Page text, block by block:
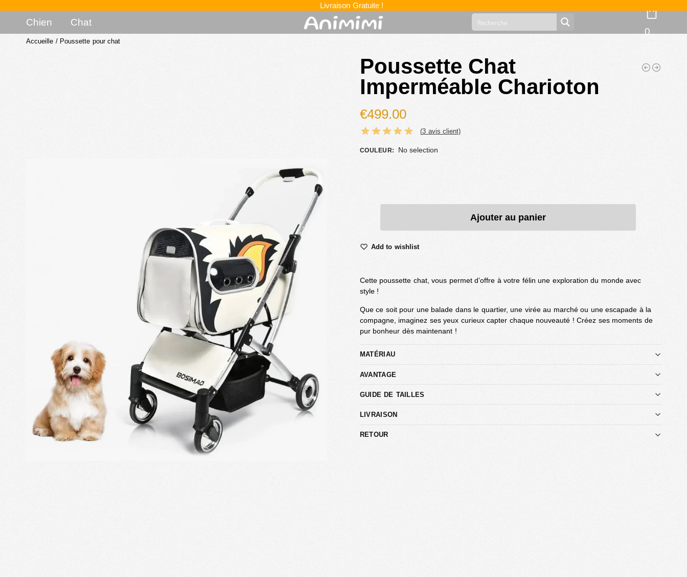
Livraison Gratuite !
Chien
Chat
0
Accueille / Poussette pour chat
Poussette Chat
Imperméable Charioton
€499.00
(3 avis client)
COULEUR: No selection
Ajouter au panier
Add to wishlist
Cette poussette chat, vous permet d’offre à votre félin une exploration du monde avec
style !
Que ce soit pour une balade dans le quartier, une virée au marché ou une escapade à la
compagne, imaginez ses yeux curieux capter chaque nouveauté ! Créez ses moments de
pur bonheur dès maintenant !
MATÉRIAU
AVANTAGE
GUIDE DE TAILLES
LIVRAISON
RETOUR